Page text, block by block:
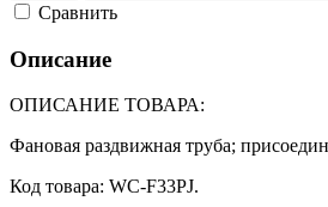
Cравнить
Описание
ОПИСАНИЕ ТОВАРА:
Фановая раздвижная труба;
Код товара: WC-F33PJ.